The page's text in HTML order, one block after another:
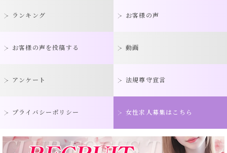
ランキング お客様の声
お客様の声を投稿する 動画
アンケート 法規尊守宣言
プライバシーポリシー 女性求人募集はこちら